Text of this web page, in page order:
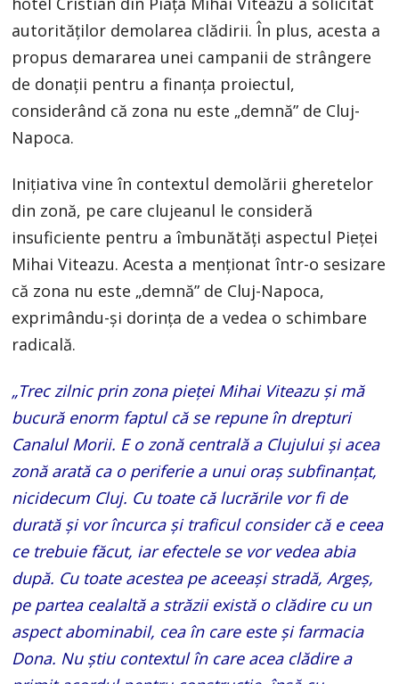
autorităților demolarea clădirii. În plus, acesta a
propus demararea unei campanii de strângere
de donații pentru a finanța proiectul,
considerând că zona nu este „demnă” de Cluj-
Napoca.
Inițiativa vine în contextul demolării gheretelor
din zonă, pe care clujeanul le consideră
insuficiente pentru a îmbunătăți aspectul Pieței
Mihai Viteazu. Acesta a menționat într-o sesizare
că zona nu este „demnă” de Cluj-Napoca,
exprimându-și dorința de a vedea o schimbare
radicală.
„Trec zilnic prin zona pieței Mihai Viteazu și mă
bucură enorm faptul că se repune în drepturi
Canalul Morii. E o zonă centrală a Clujului și acea
zonă arată ca o periferie a unui oraș subfinanțat,
nicidecum Cluj. Cu toate că lucrările vor fi de
durată și vor încurca și traficul consider că e ceea
ce trebuie făcut, iar efectele se vor vedea abia
după. Cu toate acestea pe aceeași stradă, Argeș,
pe partea cealaltă a străzii există o clădire cu un
aspect abominabil, cea în care este și farmacia
Dona. Nu știu contextul în care acea clădire a